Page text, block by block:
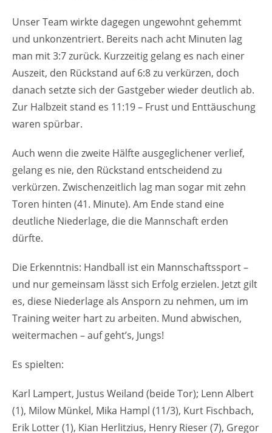
Unser Team wirkte dagegen ungewohnt gehemmt
und unkonzentriert. Bereits nach acht Minuten lag
man mit 3:7 zurück. Kurzzeitig gelang es nach einer
Auszeit, den Rückstand auf 6:8 zu verkürzen, doch
danach setzte sich der Gastgeber wieder deutlich ab.
Zur Halbzeit stand es 11:19 – Frust und Enttäuschung
waren spürbar.
Auch wenn die zweite Hälfte ausgeglichener verlief,
gelang es nie, den Rückstand entscheidend zu
verkürzen. Zwischenzeitlich lag man sogar mit zehn
Toren hinten (41. Minute). Am Ende stand eine
deutliche Niederlage, die die Mannschaft erden
dürfte.
Die Erkenntnis: Handball ist ein Mannschaftssport –
und nur gemeinsam lässt sich Erfolg erzielen. Jetzt gilt
es, diese Niederlage als Ansporn zu nehmen, um im
Training weiter hart zu arbeiten. Mund abwischen,
weitermachen – auf geht’s, Jungs!
Es spielten:
Karl Lampert, Justus Weiland (beide Tor); Lenn Albert
(1), Milow Münkel, Mika Hampl (11/3), Kurt Fischbach,
Erik Lotter (1), Kian Herlitzius, Henry Rieser (7), Gregor